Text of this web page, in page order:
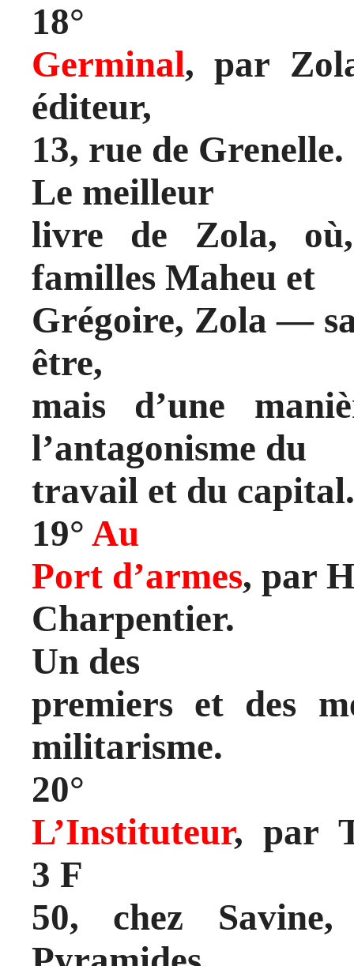
18°
Germinal, par
éditeur,
13, rue de Grenelle.
Le meilleur
livre de Zola,
familles Maheu et
Grégoire, Zola —
être,
mais d’une
l’antagonisme du
travail et du capital.
19° Au
Port d’armes, par
Charpentier.
Un des
premiers et des
militarisme.
20°
L’Instituteur, par
3 F
50, chez